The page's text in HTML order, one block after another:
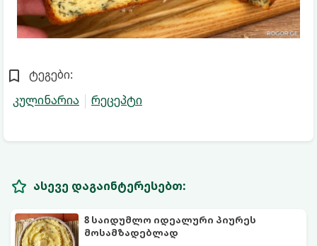
ტეგები:
კულინარია
რეცეპტი
ასევე დაგაინტერესებთ:
8 საიდუმლო იდეალური პიურეს
მოსამზადებლად